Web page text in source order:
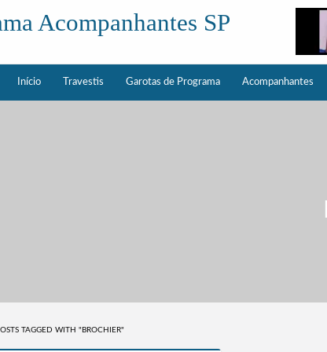
Acompanhantes SP
Início Travestis Garotas de Programa Acompanhantes
TAGGED WITH "BROCHIER"